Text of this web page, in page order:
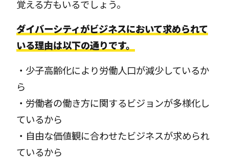
覚える方もいるでしょう。
ダイバーシティがビジネスにおいて求められて
いる理由は以下の通りです。
・少子高齢化により労働人口が減少しているか
ら
・労働者の働き方に関するビジョンが多様化し
ているから
・自由な価値観に合わせたビジネスが求められ
ているから